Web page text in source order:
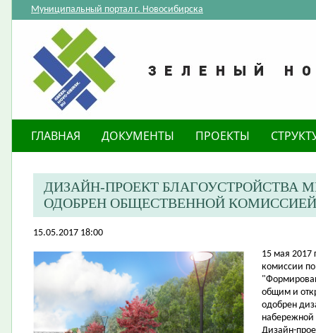
Муниципальный портал г. Новосибирска
ГЛАВНАЯ ДОКУМЕНТЫ ПРОЕКТЫ
ДИЗАЙН-ПРОЕКТ БЛАГОУСТРОЙСТВА
ОДОБРЕН ОБЩЕСТВЕННОЙ КОМИССИЕЙ
15.05.2017 18:00
​15 мая 2017
комиссии п
общим и
одобрен
набережной
Дизайн-